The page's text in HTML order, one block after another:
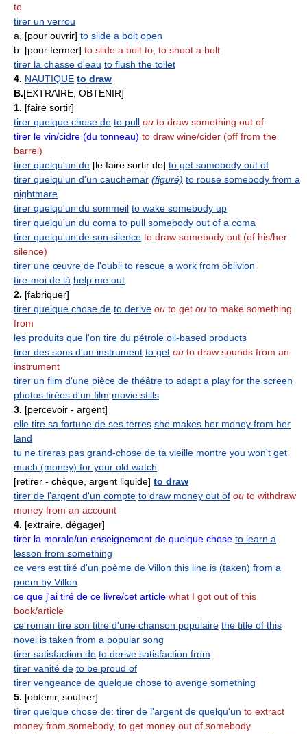
to
tirer un verrou
a. [pour ouvrir] to slide a bolt open
b. [pour fermer] to slide a bolt to, to shoot a bolt
tirer la chasse d'eau to flush the toilet
4. NAUTIQUE to draw
B.[EXTRAIRE, OBTENIR]
1. [faire sortir]
tirer quelque chose de to pull ou to draw something out of
tirer le vin/cidre (du tonneau) to draw wine/cider (off from the
barrel)
tirer quelqu'un de [le faire sortir de] to get somebody out of
tirer quelqu'un d'un cauchemar (figuré) to rouse somebody from a
nightmare
tirer quelqu'un du sommeil to wake somebody up
tirer quelqu'un du coma to pull somebody out of a coma
tirer quelqu'un de son silence to draw somebody out (of his/her
silence)
tirer une œuvre de l'oubli to rescue a work from oblivion
tire-moi de là help me out
2. [fabriquer]
tirer quelque chose de to derive ou to get ou to make something
from
les produits que l'on tire du pétrole oil-based products
tirer des sons d'un instrument to get ou to draw sounds from an
instrument
tirer un film d'une pièce de théâtre to adapt a play for the screen
photos tirées d'un film movie stills
3. [percevoir - argent]
elle tire sa fortune de ses terres she makes her money from her
land
tu ne tireras pas grand-chose de ta vieille montre you won't get
much (money) for your old watch
[retirer - chèque, argent liquide] to draw
tirer de l'argent d'un compte to draw money out of ou to withdraw
money from an account
4. [extraire, dégager]
tirer la morale/un enseignement de quelque chose to learn a
lesson from something
ce vers est tiré d'un poème de Villon this line is (taken) from a
poem by Villon
ce que j'ai tiré de ce livre/cet article what I got out of this
book/article
ce roman tire son titre d'une chanson populaire the title of this
novel is taken from a popular song
tirer satisfaction de to derive satisfaction from
tirer vanité de to be proud of
tirer vengeance de quelque chose to avenge something
5. [obtenir, soutirer]
tirer quelque chose de: tirer de l'argent de quelqu'un to extract
money from somebody, to get money out of somebody